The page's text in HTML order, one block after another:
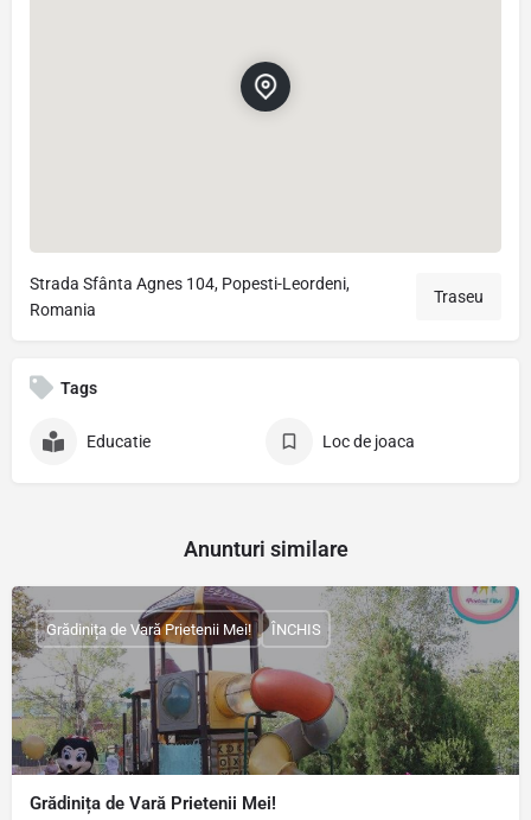
Strada Sfânta Agnes 104, Popesti-Leordeni,
Romania
Traseu
Tags
Educatie Loc de joaca
Anunturi similare
Grădinița de Vară Prietenii Mei!
Grădinița de Vară Prietenii Mei! ÎNCHIS